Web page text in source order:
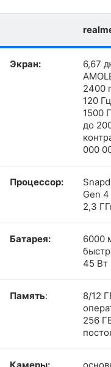
Экран:
6,67
2400
120
1500
до
000
Процессор:
Gen
2,3
Батарея:
6000
45 Вт
Память:
8/12
256